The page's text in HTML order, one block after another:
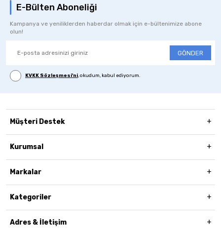
E-Bülten Aboneliği
Kampanya ve yeniliklerden haberdar olmak için e-bültenimize abone
olun!
GÖNDER
KVKK Sözleşmesi'ni, okudum, kabul ediyorum.
Müşteri Destek
Kurumsal
Markalar
Kategoriler
Adres & İletişim